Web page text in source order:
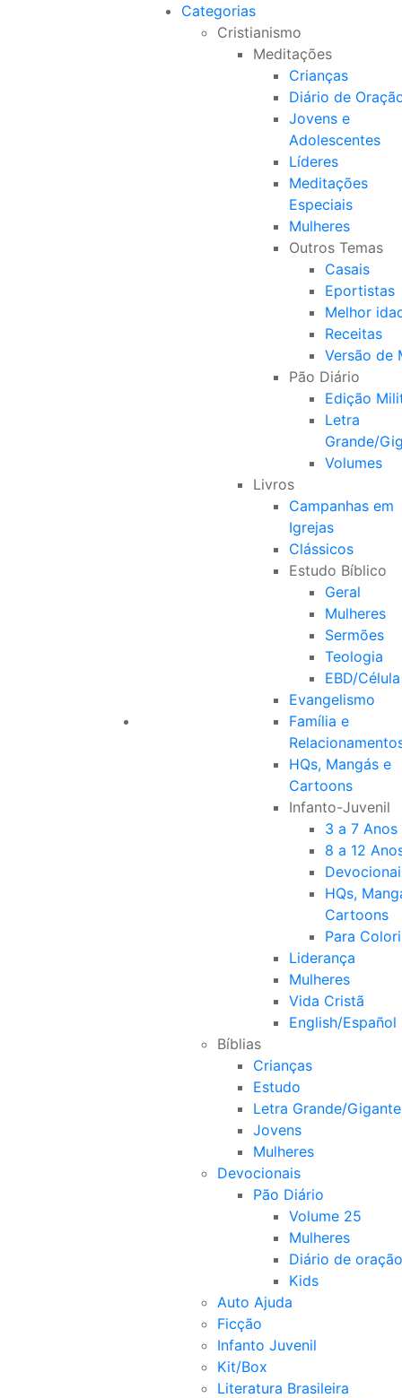
Categorias
Cristianismo
Meditações
Crianças
Diário de
Jovens e
Adolescentes
Líderes
Meditações
Especiais
Mulheres
Outros Temas
Casais
Eportistas
Melhor
Receitas
Versão de
Pão Diário
Edição
Letra
Grande/
Volumes
Livros
Campanhas em
Igrejas
Clássicos
Estudo Bíblico
Geral
Mulheres
Sermões
Teologia
EBD/Célula
Evangelismo
Família e
HQs, Mangás e
Cartoons
Infanto-Juvenil
3 a 7 Anos
8 a 12
HQs,
Cartoons
Para
Liderança
Mulheres
Vida Cristã
English/Español
Bíblias
Crianças
Estudo
Letra Grande/Gigante
Jovens
Mulheres
Devocionais
Pão Diário
Volume 25
Mulheres
Diário de oração
Kids
Auto Ajuda
Ficção
Infanto Juvenil
Kit/Box
Literatura Brasileira